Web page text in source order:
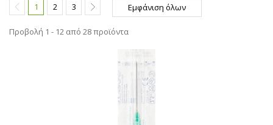
Εμφάνιση όλων
1 2 3
Προβολή 1 - 12 από 28 προϊόντα